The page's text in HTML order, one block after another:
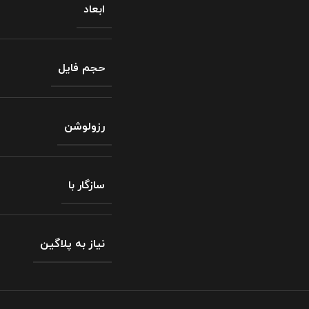
ابعاد
حجم فایل
رزولوشن
سازگار با
نیاز به پلاگین